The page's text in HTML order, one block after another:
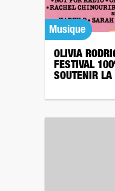
Musique
OLIVIA
FESTIVAL
SOUTENIR